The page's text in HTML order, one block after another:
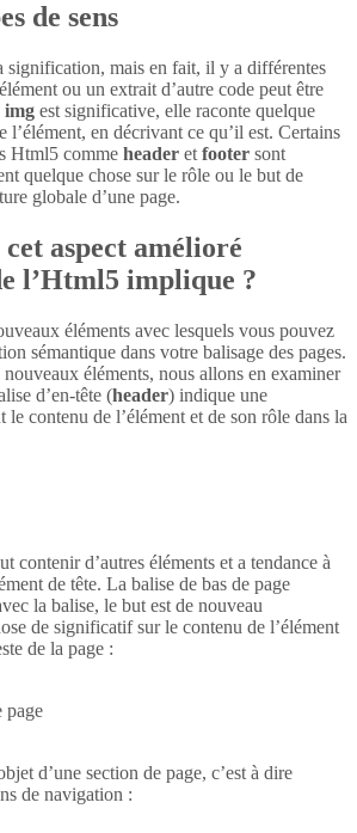
de sens
signification, mais en fait, il y a différentes
ou un extrait d’autre code peut être
img est significative, elle raconte quelque
l’élément, en décrivant ce qu’il est. Certains
Html5 comme header et footer sont
quelque chose sur le rôle ou le but de
globale d’une page.
cet aspect amélioré
l’Html5 implique ?
éléments avec lesquels vous pouvez
sémantique dans votre balisage des pages.
éléments, nous allons en examiner
d’en-tête (header) indique une
contenu de l’élément et de son rôle dans la
contenir d’autres éléments et a tendance à
de tête. La balise de bas de page
la balise, le but est de nouveau
de significatif sur le contenu de l’élément
de la page :
page
d’une section de page, c’est à dire
de navigation :